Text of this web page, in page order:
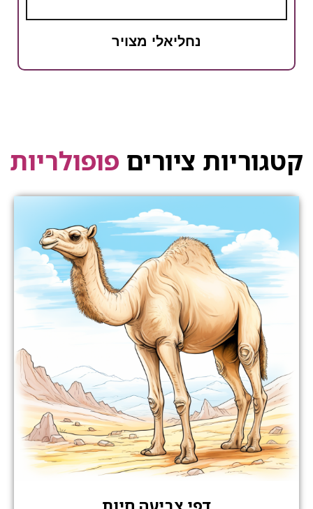
נחליאלי מצויר
קטגוריות ציורים פופולריות